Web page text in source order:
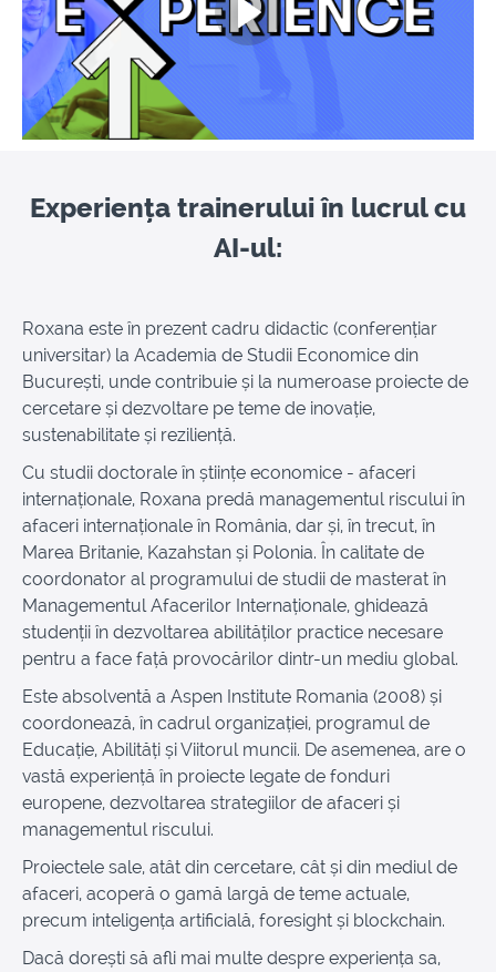
Experiența trainerului în lucrul cu
AI-ul:
Roxana este în prezent cadru didactic (conferențiar
universitar) la Academia de Studii Economice din
București, unde contribuie și la numeroase proiecte de
cercetare și dezvoltare pe teme de inovație,
sustenabilitate și reziliență.
Cu studii doctorale în științe economice - afaceri
internaționale, Roxana predă managementul riscului în
afaceri internaționale în România, dar și, în trecut, în
Marea Britanie, Kazahstan și Polonia. În calitate de
coordonator al programului de studii de masterat în
Managementul Afacerilor Internaționale, ghidează
studenții în dezvoltarea abilităților practice necesare
pentru a face față provocărilor dintr-un mediu global.
Este absolventă a Aspen Institute Romania (2008) și
coordonează, în cadrul organizației, programul de
Educație, Abilități și Viitorul muncii. De asemenea, are o
vastă experiență în proiecte legate de fonduri
europene, dezvoltarea strategiilor de afaceri și
managementul riscului.
Proiectele sale, atât din cercetare, cât și din mediul de
afaceri, acoperă o gamă largă de teme actuale,
precum inteligența artificială, foresight și blockchain.
Dacă dorești să afli mai multe despre experiența sa,